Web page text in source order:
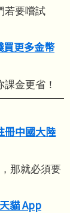
若要嚐試
買更多金幣
金更省！
冊中國大陸
那就必須要
貓 App